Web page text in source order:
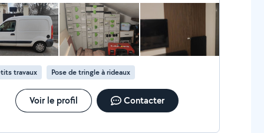
travaux Pose de tringle à rideaux
Voir le profil Contacter